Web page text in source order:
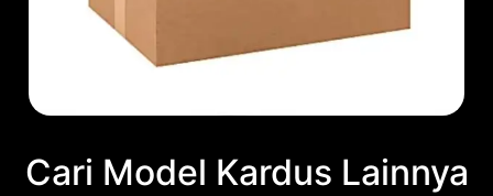
Cari Model Kardus Lainnya